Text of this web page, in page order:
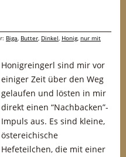
Biga, Butter, Dinkel, Honig, nur mit
Honigreingerl sind mir vor
einiger Zeit über den Weg
gelaufen und lösten in mir
direkt einen “Nachbacken”-
Impuls aus. Es sind kleine,
östereichische
Hefeteilchen, die mit einer